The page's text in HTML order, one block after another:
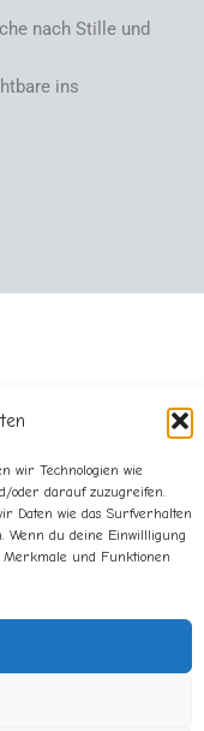
wir Technologien wie
oder darauf zuzugreifen.
Daten wie das Surfverhalten
Wenn du deine Einwillligung
Merkmale und Funktionen
nach Stille und
ins